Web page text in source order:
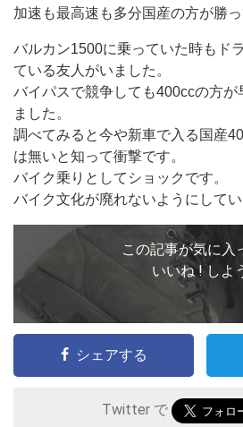
加速も最高速も多分国産の方が勝っ
バルカン1500に乗っていた時もド
ている友人がいました。
バイパスで競争しても400ccの方が
ました。
調べてみると今や新車で入る国産
は無いと知って衝撃です。
バイク乗りとしてショックです。
バイク文化が廃れないようにしてい
この記事が気に入
いいね ! しよ
シェアする
Twitter で